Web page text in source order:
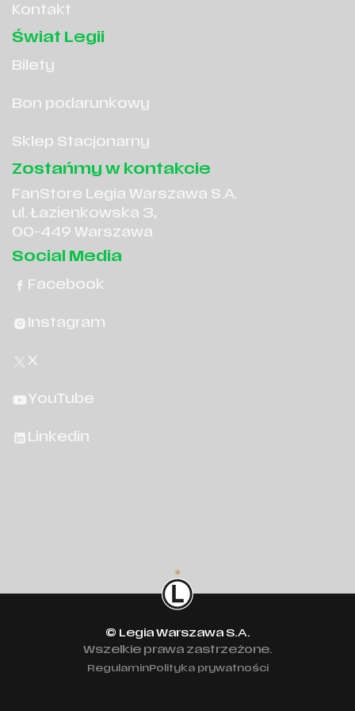
Kontakt
Świat Legii
Bilety
Bon podarunkowy
Sklep Stacjonarny
Zostańmy w kontakcie
FanStore Legia Warszawa S.A.
ul. Łazienkowska 3,
00-449 Warszawa
Social Media
Facebook
Instagram
X
YouTube
Linkedin
© Legia Warszawa S.A.
Wszelkie prawa zastrzeżone.
RegulaminPolityka prywatności